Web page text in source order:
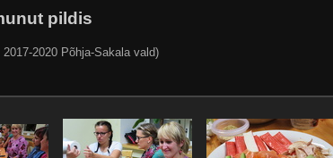
pildis
2020 Põhja-Sakala vald)